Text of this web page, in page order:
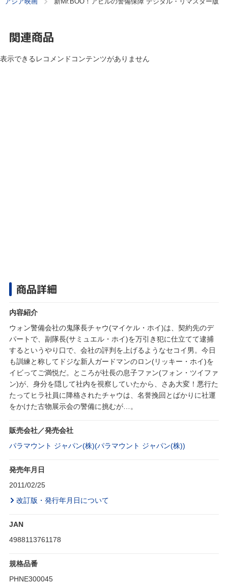
関連商品
表示できるレコメンドコンテンツがありません
商品詳細
内容紹介
ウォン警備会社の鬼隊長チャウ(マイケル・ホイ)は、契約先のデ
パートで、副隊長(サミュエル・ホイ)を万引き犯に仕立てて逮捕
するというやり口で、会社の評判を上げるようなセコイ男。今日
も訓練と称してドジな新人ガードマンのロン(リッキー・ホイ)を
イビってご満悦だ。ところが社長の息子ファン(フォン・ツイファ
ン)が、身分を隠して社内を視察していたから、さあ大変！悪行た
たってヒラ社員に降格されたチャウは、名誉挽回とばかりに社運
をかけた古物展示会の警備に挑むが…。
販売会社／発売会社
パラマウント ジャパン(株)(パラマウント ジャパン(株))
発売年月日
2011/02/25
改訂版・発行年月日について
JAN
4988113761178
規格品番
PHNE300045